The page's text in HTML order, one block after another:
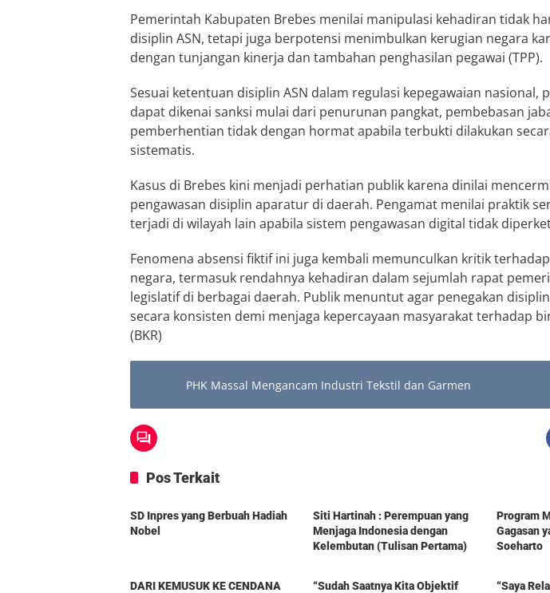
Pemerintah Kabupaten Brebes menilai manipulasi kehadiran tidak
disiplin ASN, tetapi juga berpotensi menimbulkan kerugian negara
dengan tunjangan kinerja dan tambahan penghasilan pegawai (TPP).
Sesuai ketentuan disiplin ASN dalam regulasi kepegawaian nasional,
dapat dikenai sanksi mulai dari penurunan pangkat, pembebasan
pemberhentian tidak dengan hormat apabila terbukti dilakukan
sistematis.
Kasus di Brebes kini menjadi perhatian publik karena dinilai
pengawasan disiplin aparatur di daerah. Pengamat menilai praktik
terjadi di wilayah lain apabila sistem pengawasan digital tidak
Fenomena absensi fiktif ini juga kembali memunculkan kritik
negara, termasuk rendahnya kehadiran dalam sejumlah rapat
legislatif di berbagai daerah. Publik menuntut agar penegakan
secara konsisten demi menjaga kepercayaan masyarakat terhadap
(BKR)
PHK Massal Mengancam Industri Tekstil dan Garmen
Pos Terkait
Berita
SD Inpres yang Berbuah Hadiah
Nobel
Siti Hartinah : Perempuan yang
Menjaga Indonesia dengan
Kelembutan (Tulisan Pertama)
Program
Gagasan
Soeharto
DARI KEMUSUK KE CENDANA
“Sudah Saatnya Kita Objektif
“Saya